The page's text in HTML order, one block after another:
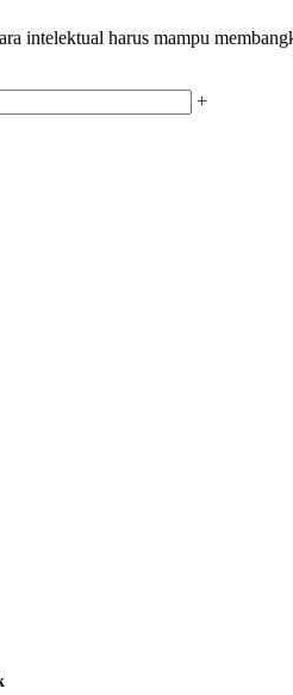
intelektual harus mampu
+